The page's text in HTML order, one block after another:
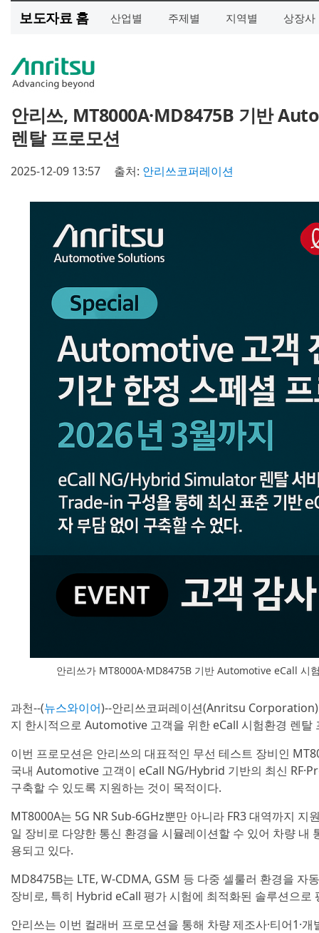
보도자료 홈 산업별 주제별 지역별 상장사
안리쓰, MT8000A·MD8475B 기반
렌탈 프로모션
2025-12-09 13:57 출처: 안리쓰코퍼레이션
안리쓰가 MT8000A·MD8475B 기반 Automotive eCall 시
과천--(뉴스와이어)--안리쓰코퍼레이션(Anritsu
지 한시적으로 Automotive 고객을 위한 eCall 시험환경 렌탈
이번 프로모션은 안리쓰의 대표적인 무선 테스트 장비인
국내 Automotive 고객이 eCall NG/Hybrid 기반의 최신
구축할 수 있도록 지원하는 것이 목적이다.
MT8000A는 5G NR Sub-6GHz뿐만 아니라 FR3 대역까지 지
일 장비로 다양한 통신 환경을 시뮬레이션할 수 있어 차량 내
용되고 있다.
MD8475B는 LTE, W-CDMA, GSM 등 다중 셀룰러 환경을 자
장비로, 특히 Hybrid eCall 평가 시험에 최적화된 솔루션으로
안리쓰는 이번 컬래버 프로모션을 통해 차량 제조사·티어1·